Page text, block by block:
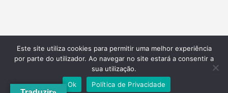
Este site utiliza cookies para permitir uma melhor experiência
por parte do utilizador. Ao navegar no site estará a consentir a
sua utilização.
Ok
Política de Privacidade